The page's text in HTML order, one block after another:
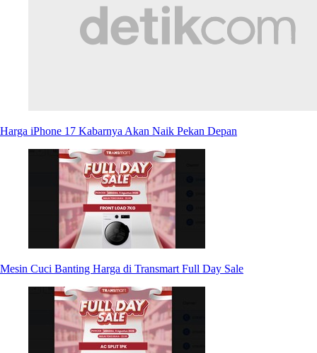
Harga iPhone 17 Kabarnya Akan Naik Pekan Depan
Mesin Cuci Banting Harga di Transmart Full Day Sale